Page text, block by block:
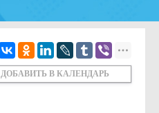
ДОБАВИТЬ В КАЛЕНДАРЬ